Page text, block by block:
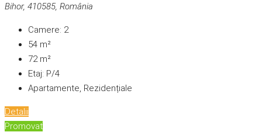
Bihor, 410585, România
Camere: 2
54 m²
72m²
Etaj: P/4
Apartamente, Rezidențiale
Detalii
Promovat